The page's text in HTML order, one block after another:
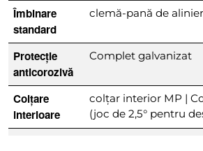
Îmbinare
standard
clemă-pană de
Protecție
anticorozivă
Complet galvanizat
Colțare
interioare
colțar interior MP |
(joc de 2,5° pentru